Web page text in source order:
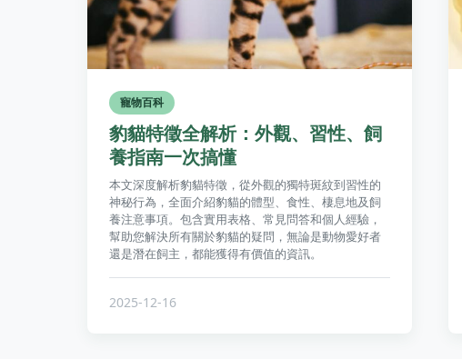
寵物百科
豹貓特徵全解析：外觀、習性、飼
養指南一次搞懂
本文深度解析豹貓特徵，從外觀的獨特斑紋到習性的
神秘行為，全面介紹豹貓的體型、食性、棲息地及飼
養注意事項。包含實用表格、常見問答和個人經驗，
幫助您解決所有關於豹貓的疑問，無論是動物愛好者
還是潛在飼主，都能獲得有價值的資訊。
2025-12-16